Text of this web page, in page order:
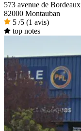
573 avenue de Bordeaux
82000 Montauban
5 /5 (1 avis)
top notes